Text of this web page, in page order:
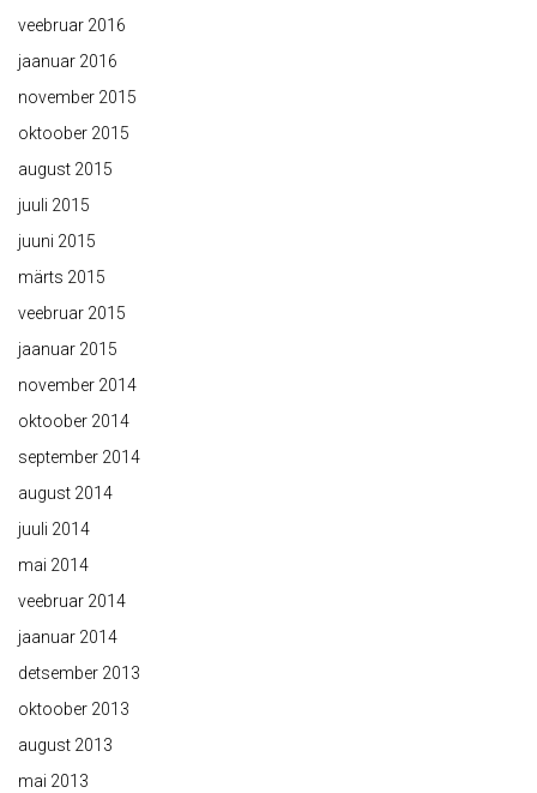
veebruar 2016
jaanuar 2016
november 2015
oktoober 2015
august 2015
juuli 2015
juuni 2015
märts 2015
veebruar 2015
jaanuar 2015
november 2014
oktoober 2014
september 2014
august 2014
juuli 2014
mai 2014
veebruar 2014
jaanuar 2014
detsember 2013
oktoober 2013
august 2013
mai 2013